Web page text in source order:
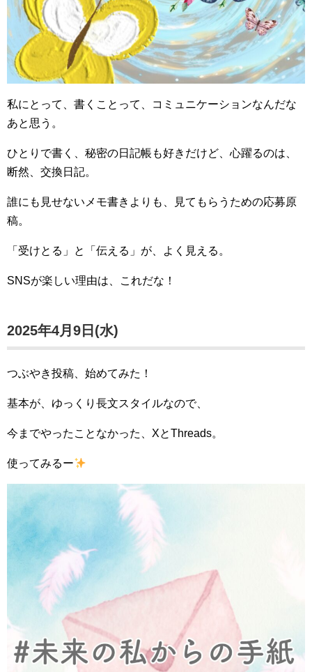
私にとって、書くことって、コミュニケーションなんだな
あと思う。
ひとりで書く、秘密の日記帳も好きだけど、心躍るのは、
断然、交換日記。
誰にも見せないメモ書きよりも、見てもらうための応募原
稿。
「受けとる」と「伝える」が、よく見える。
SNSが楽しい理由は、これだな！
2025年4月9日(水)
つぶやき投稿、始めてみた！
基本が、ゆっくり長文スタイルなので、
今までやったことなかった、XとThreads。
使ってみるー